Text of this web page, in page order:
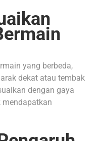
yang berbeda,
dekat atau tembak
dengan gaya